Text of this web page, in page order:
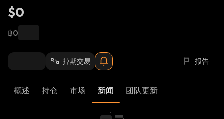
$0
฿0
掉期交易 报告
概述 持仓 市场 新闻 团队更新